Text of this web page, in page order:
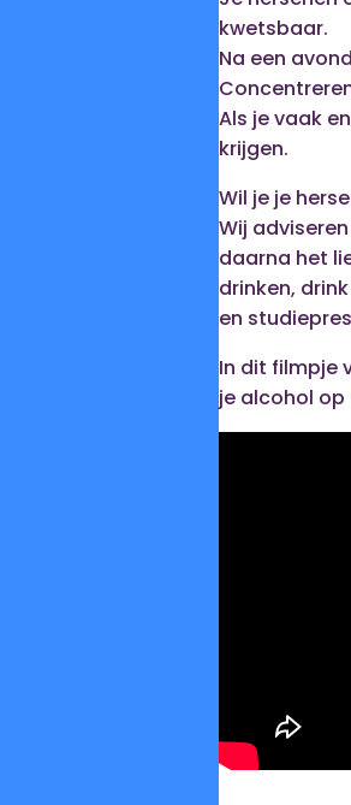
kwetsbaar.
Na een
Als je vaak
krijgen.
Wil je je
Wij
daarna het
drinken,
en
In dit filmpje
je alcohol op